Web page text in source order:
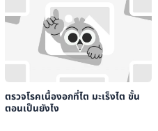
“ผลแลปจากการตรวจเลือด….มีความหมายว่า
ตรวจโรคเนื้องอกที่ไต มะเร็งไต ขั้น
ตอนเป็นยังไง